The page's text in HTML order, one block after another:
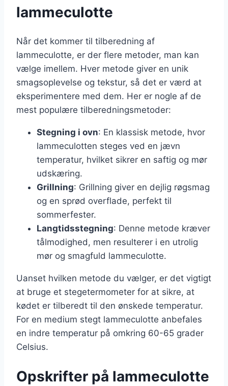
lammeculotte
Når det kommer til tilberedning af
lammeculotte, er der flere metoder, man kan
vælge imellem. Hver metode giver en unik
smagsoplevelse og tekstur, så det er værd at
eksperimentere med dem. Her er nogle af de
mest populære tilberedningsmetoder:
Stegning i ovn: En klassisk metode, hvor
lammeculotten steges ved en jævn
temperatur, hvilket sikrer en saftig og mør
udskæring.
Grillning: Grillning giver en dejlig røgsmag
og en sprød overflade, perfekt til
sommerfester.
Langtidsstegning: Denne metode kræver
tålmodighed, men resulterer i en utrolig
mør og smagfuld lammeculotte.
Uanset hvilken metode du vælger, er det vigtigt
at bruge et stegetermometer for at sikre, at
kødet er tilberedt til den ønskede temperatur.
For en medium stegt lammeculotte anbefales
en indre temperatur på omkring 60-65 grader
Celsius.
Opskrifter på lammeculotte